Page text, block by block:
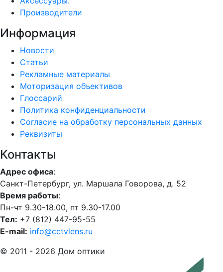
Производители
Информация
Новости
Статьи
Рекламные материалы
Моторизация объективов
Глоссарий
Политика конфиденциальности
Согласие на обработку персональных данных
Реквизиты
Контакты
Адрес офиса:
Санкт-Петербург, ул. Маршала Говорова, д. 52
Время работы:
Пн-чт 9.30-18.00, пт 9.30-17.00
Тел: +7 (812) 447-95-55
E-mail: info@cctvlens.ru
© 2011 - 2026 Дом оптики